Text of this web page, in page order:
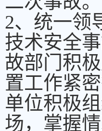
2、统一领
技术安全
故部门积
置工作紧
单位积极
场，掌握